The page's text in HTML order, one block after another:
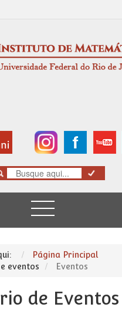
Comunica BR
Participe
Página Principal
eventos
Eventos
de Eventos